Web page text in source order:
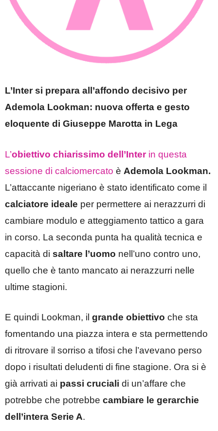
L’Inter si prepara all’affondo decisivo per
Ademola Lookman: nuova offerta e gesto
eloquente di Giuseppe Marotta in Lega
L’obiettivo chiarissimo dell’Interin questa
sessione di calciomercato è Ademola Lookman.
L’attaccante nigeriano è stato identificato come il
calciatore ideale per permettere ai nerazzurri di
cambiare modulo e atteggiamento tattico a gara
in corso. La seconda punta ha qualità tecnica e
capacità di saltare l’uomo nell’uno contro uno,
quello che è tanto mancato ai nerazzurri nelle
ultime stagioni.
E quindi Lookman, il grande obiettivo che sta
fomentando una piazza intera e sta permettendo
di ritrovare il sorriso a tifosi che l’avevano perso
dopo i risultati deludenti di fine stagione. Ora si è
già arrivati ai passi cruciali di un’affare che
potrebbe che potrebbe cambiare le gerarchie
dell’intera Serie A.